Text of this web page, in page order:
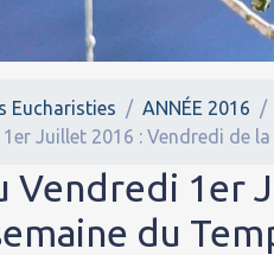
Eucharisties ANNÉE 2016
Juillet 2016 : Vendredi de
Vendredi 1er
du